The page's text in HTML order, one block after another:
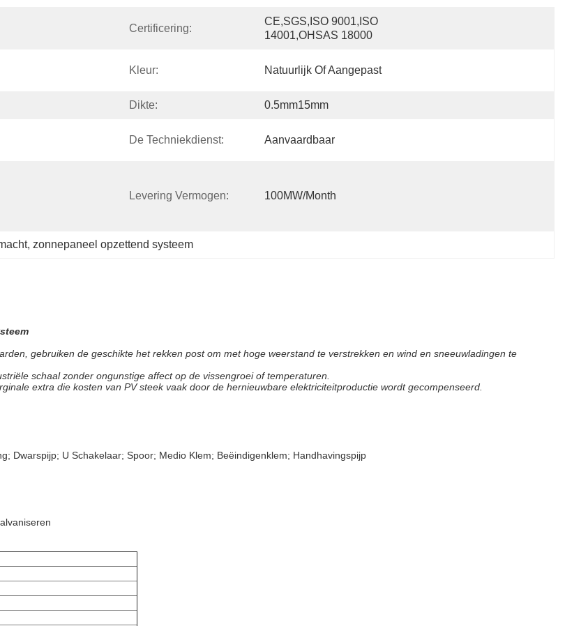
Certificering:
CE,SGS,ISO 9001,ISO
14001,OHSAS 18000
Kleur: Natuurlijk Of Aangepast
Dikte: 0.5mm15mm
De Techniekdienst: Aanvaardbaar
Levering Vermogen: 100MW/month
, zonnepaneel opzettend systeem
gebruiken de geschikte het rekken post om met hoge weerstand te verstrekken en wind en sneeuwladingen te
schaal zonder ongunstige affect op de vissengroei of temperaturen.
extra die kosten van PV steek vaak door de hernieuwbare elektriciteitproductie wordt gecompenseerd.
Dwarspijp; U Schakelaar; Spoor; Medio Klem; Beëindigenklem; Handhavingspijp